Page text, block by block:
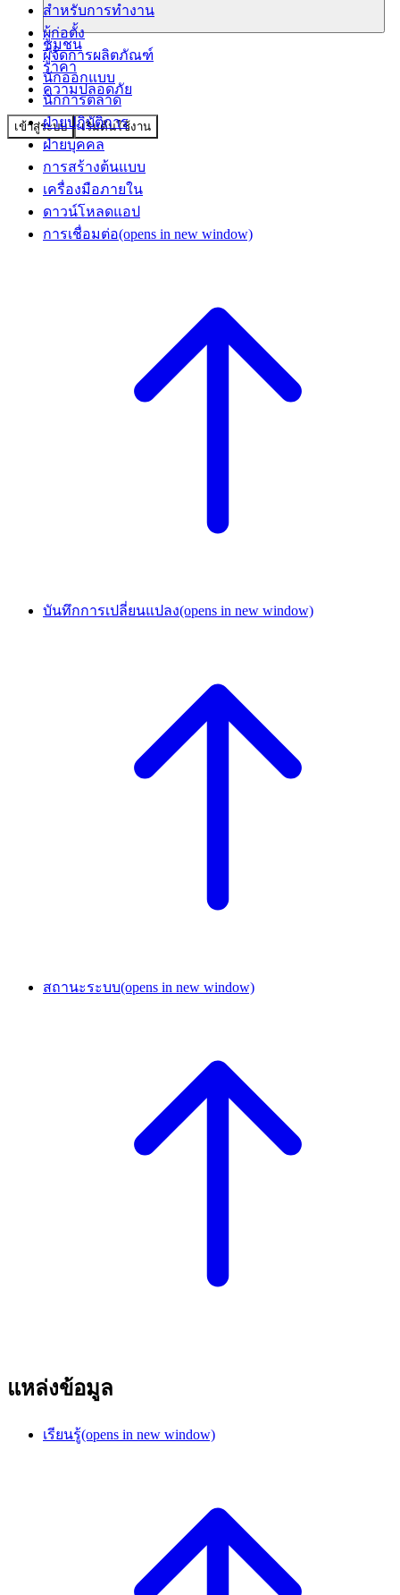
ชุมชน
ราคา
ความปลอดภัย
เข้าสู่ระบบ เริ่มต้นใช้งาน
สำหรับการทำงาน
ผู้ก่อตั้ง
ผู้จัดการผลิตภัณฑ์
นักออกแบบ
นักการตลาด
ฝ่ายปฏิบัติการ
ฝ่ายบุคคล
การสร้างต้นแบบ
เครื่องมือภายใน
ดาวน์โหลดแอป
การเชื่อมต่อ(opens in new window)
บันทึกการเปลี่ยนแปลง(opens in new window)
สถานะระบบ(opens in new window)
แหล่งข้อมูล
เรียนรู้(opens in new window)